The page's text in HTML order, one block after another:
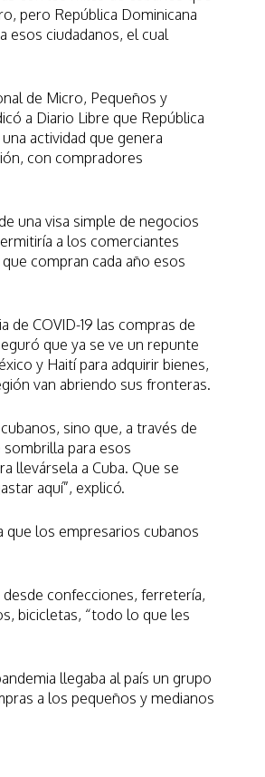
pero República Dominicana
esos ciudadanos, el cual
de Micro, Pequeños y
a Diario Libre que República
actividad que genera
con compradores
una visa simple de negocios
a los comerciantes
compran cada año esos
de COVID-19 las compras de
que ya se ve un repunte
y Haití para adquirir bienes,
van abriendo sus fronteras.
sino que, a través de
para esos
llevársela a Cuba. Que se
aquí”, explicó.
que los empresarios cubanos
confecciones, ferretería,
bicicletas, “todo lo que les
llegaba al país un grupo
a los pequeños y medianos